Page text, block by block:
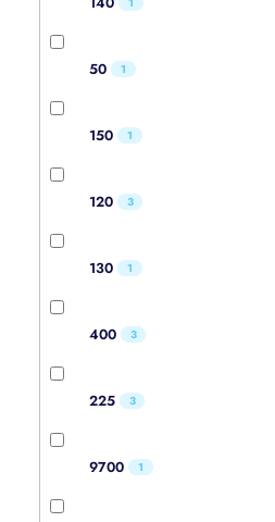
50 1
150 1
120 3
130 1
400 3
225 3
9700 1